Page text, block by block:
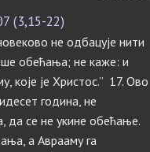
(3,15-22)
не одбацује нити
обећања; не каже: и
које је Христос.” 17. Ово
година, не
да се не укине обећање.
а Аврааму га